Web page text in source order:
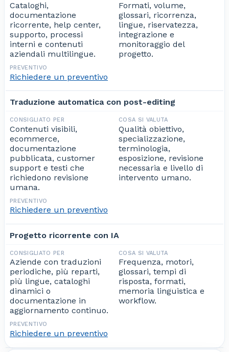
Cataloghi,
documentazione
ricorrente, help center,
supporto, processi
interni e contenuti
aziendali multilingue.
Formati, volume,
glossari, ricorrenza,
lingue, riservatezza,
integrazione e
monitoraggio del
progetto.
Richiedere un preventivo
Traduzione automatica con post-editing
Contenuti visibili,
ecommerce,
documentazione
pubblicata, customer
support e testi che
richiedono revisione
umana.
Qualità obiettivo,
specializzazione,
terminologia,
esposizione, revisione
necessaria e livello di
intervento umano.
Richiedere un preventivo
Progetto ricorrente con IA
Aziende con traduzioni
periodiche, più reparti,
più lingue, cataloghi
dinamici o
documentazione in
aggiornamento continuo.
Frequenza, motori,
glossari, tempi di
risposta, formati,
memoria linguistica e
workflow.
Richiedere un preventivo